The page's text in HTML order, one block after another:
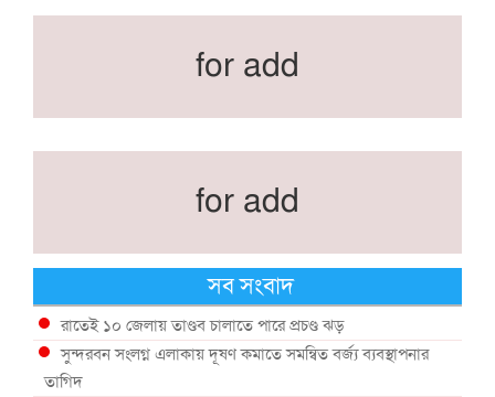
for add
for add
সব সংবাদ
রাতেই ১০ জেলায় তাণ্ডব চালাতে পারে প্রচণ্ড ঝড়
সুন্দরবন সংলগ্ন এলাকায় দূষণ কমাতে সমন্বিত বর্জ্য ব্যবস্থাপনার
তাগিদ